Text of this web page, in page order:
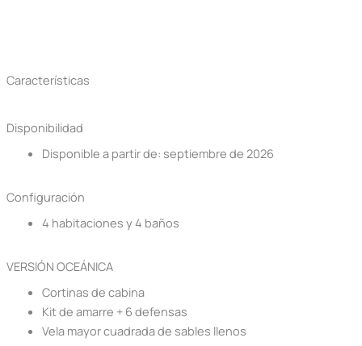
Características
Disponibilidad
Disponible a partir de: septiembre de 2026
Configuración
4 habitaciones y 4 baños
VERSIÓN OCEÁNICA
Cortinas de cabina
Kit de amarre + 6 defensas
Vela mayor cuadrada de sables llenos